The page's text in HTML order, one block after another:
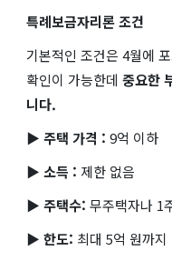
특례보금자리론 조건
기본적인 조건은 4월에
확인이 가능한데 중요한
니다.
▶ 주택 가격 : 9억 이하
▶ 소득 : 제한 없음
▶ 주택수: 무주택자나 1
▶ 한도: 최대 5억 원까지